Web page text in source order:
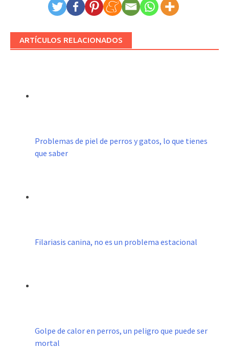
ARTÍCULOS RELACIONADOS
Problemas de piel de perros y gatos, lo que tienes
que saber
Filariasis canina, no es un problema estacional
Golpe de calor en perros, un peligro que puede ser
mortal